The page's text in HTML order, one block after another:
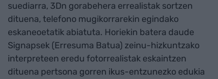
suediarra, 3Dn gorabehera errealistak sortzen
dituena, telefono mugikorrarekin egindako
eskaneoetatik abiatuta. Horiekin batera daude
Signapsek (Erresuma Batua) zeinu-hizkuntzako
interpreteen eredu fotorrealistak eskaintzen
dituena pertsona gorren ikus-entzunezko edukia